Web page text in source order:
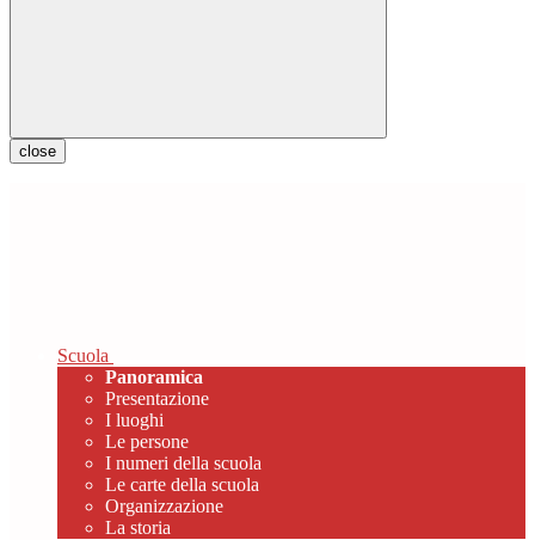
close
Scuola
Panoramica
Presentazione
I luoghi
Le persone
I numeri della scuola
Le carte della scuola
Organizzazione
La storia